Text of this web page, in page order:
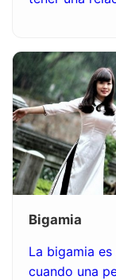
Bigamia
La bigamia
cuando una